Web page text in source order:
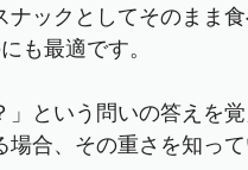
ックとしてそのまま
も最適です。
という問いの答えを覚
合、その重さを知って